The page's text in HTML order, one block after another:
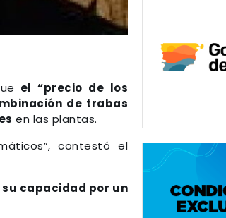
el “precio de los
de trabas
en las plantas.
contestó el
capacidad por un